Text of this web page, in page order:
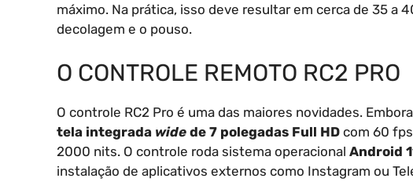
máximo. Na prática, isso deve resultar em cerca de 35 a
decolagem e o pouso.
O CONTROLE REMOTO RC2 PRO
O controle RC2 Pro é uma das maiores novidades.
tela integrada wide de 7 polegadas Full HD com 60
2000 nits. O controle roda sistema operacional Android
instalação de aplicativos externos como Instagram ou